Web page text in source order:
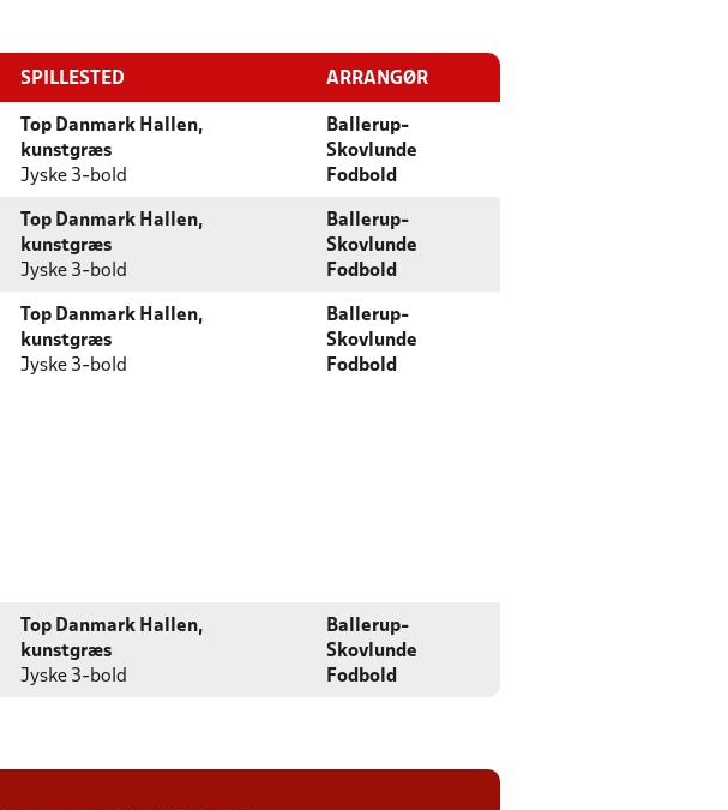
SPILLESTED ARRANGØR
Top Danmark Hallen,
kunstgræs
Jyske 3-bold
Ballerup-
Skovlunde
Fodbold
Top Danmark Hallen,
kunstgræs
Jyske 3-bold
Ballerup-
Skovlunde
Fodbold
Top Danmark Hallen,
kunstgræs
Jyske 3-bold
Ballerup-
Skovlunde
Fodbold
Top Danmark Hallen,
kunstgræs
Jyske 3-bold
Ballerup-
Skovlunde
Fodbold